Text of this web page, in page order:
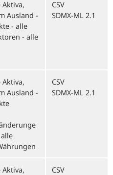
Aktiva,
Ausland -
- alle
- alle
CSV
SDMX-ML 2.1
Aktiva,
Ausland -
CSV
SDMX-ML 2.1
Aktiva,
CSV